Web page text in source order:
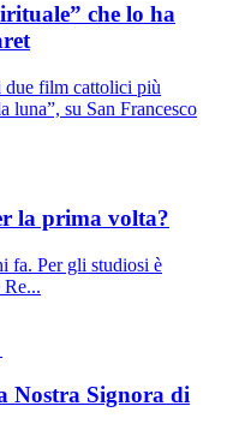
che lo ha
due film cattolici più
luna”, su San Francesco
la prima volta?
fa. Per gli studiosi è
Re...
Nostra Signora di